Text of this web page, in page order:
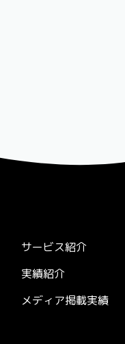
サービス紹介
実績紹介
メディア掲載実績